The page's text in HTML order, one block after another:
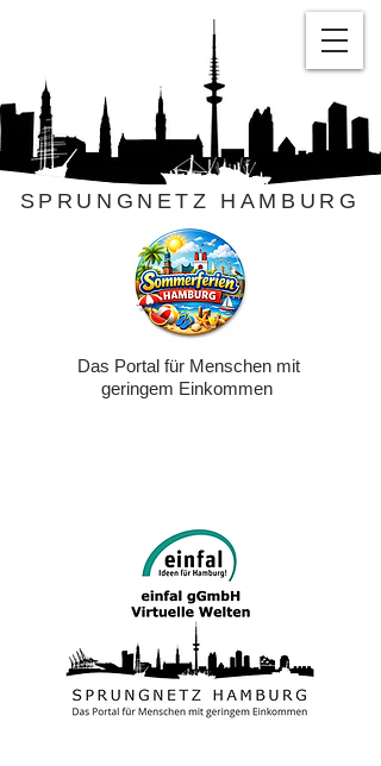
SPRUNGNETZ HAMBURG
Das Portal für Menschen mit
geringem Einkommen